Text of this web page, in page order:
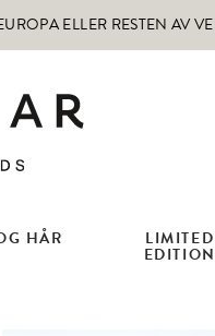
ELLER RESTEN AV
HÅR LIMITED
EDITION